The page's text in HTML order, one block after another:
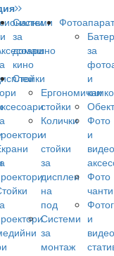
Системи
за
домашно
кино
Стойки
Ергономични
стойки
Колички
и
стойки
за
дисплеи
на
под
Системи
за
монтаж
за
и
Фото
и
видео
Фото
чанти
и
видео